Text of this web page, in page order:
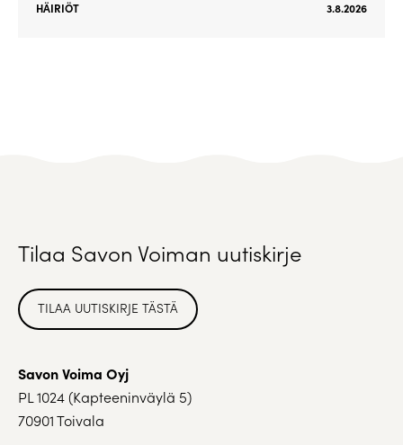
HÄIRIÖT 3.8.2026
Tilaa Savon Voiman uutiskirje
TILAA UUTISKIRJE TÄSTÄ
Savon Voima Oyj
PL 1024 (Kapteeninväylä 5)
70901 Toivala